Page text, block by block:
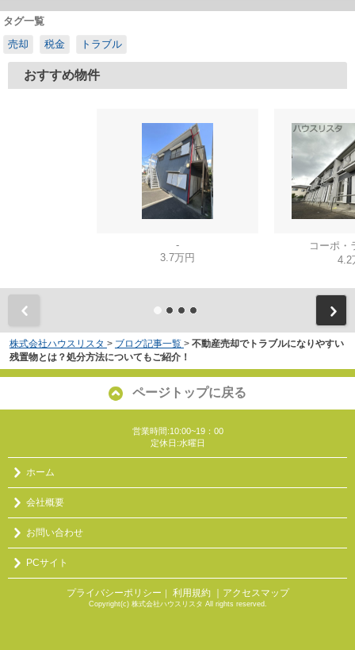
タグ一覧
売却
税金 トラブル
おすすめ物件
-
3.7万円
コーポ
4.2
株式会社ハウスリスタ > ブログ記事一覧 > 不動産売却でトラブルになりやすい
残置物とは？処分方法についてもご紹介！
ページトップに戻る
営業時間:10:00~19：00
定休日:水曜日
ホーム
会社概要
お問い合わせ
PCサイト
プライバシーポリシー ｜ 利用規約 ｜アクセスマップ
Copyright(c) 株式会社ハウスリスタ All rights reserved.